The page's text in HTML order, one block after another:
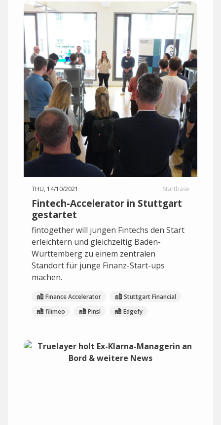
THU, 14/10/2021 Startbase
Fintech-Accelerator in Stuttgart
gestartet
fintogether will jungen Fintechs den Start
erleichtern und gleichzeitig Baden-
Württemberg zu einem zentralen
Standort für junge Finanz-Start-ups
machen.
Finance Accelerator
Stuttgart Financial
filimeo
Pinsl Edgefy